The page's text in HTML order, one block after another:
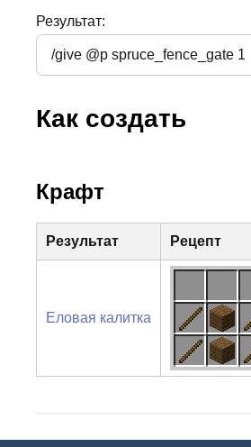
Результат:
Как создать
Крафт
Результат Рецепт
Еловая калитка